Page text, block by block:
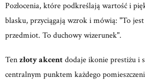
Pozłocenia, które podkreślają wartość i
blasku, przyciągają wzrok i mówią: "To
przedmiot. To duchowy wizerunek".
Tenzłoty akcentdodaje ikonie prestiżu i
centralnym punktem każdego